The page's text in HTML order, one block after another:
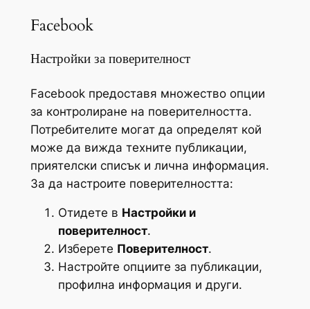
Facebook
Настройки за поверителност
Facebook предоставя множество опции
за контролиране на поверителността.
Потребителите могат да определят кой
може да вижда техните публикации,
приятелски списък и лична информация.
За да настроите поверителността:
Отидете в Настройки и
поверителност.
Изберете Поверителност.
Настройте опциите за публикации,
профилна информация и други.